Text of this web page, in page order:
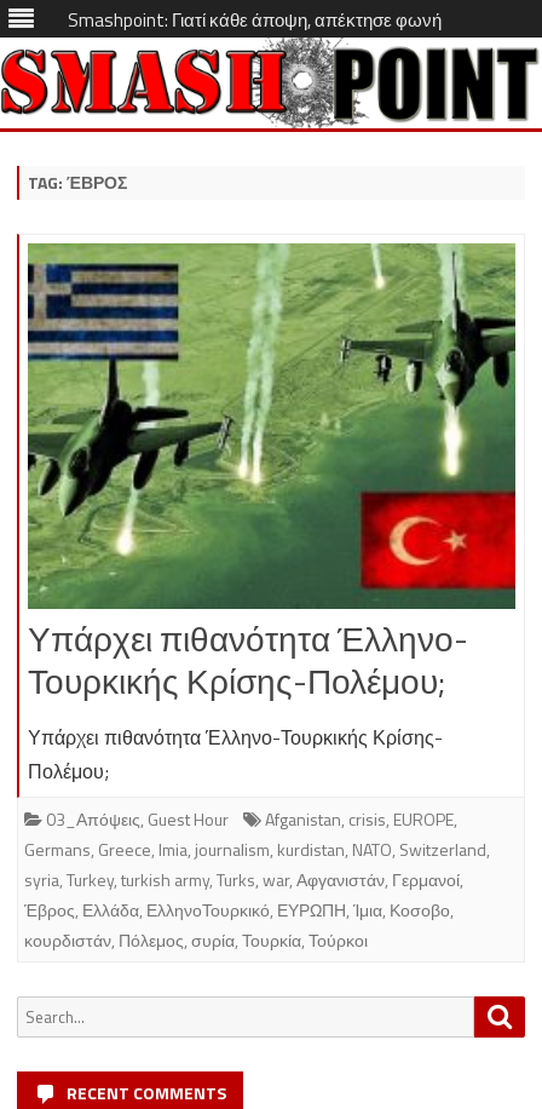
Smashpoint: Γιατί κάθε άποψη, απέκτησε φωνή
Skip
TAG:ΈΒΡΟΣ
Υπάρχει πιθανότητα Έλληνο-
Τουρκικής Κρίσης-Πολέμου;
Υπάρχει πιθανότητα Έλληνο-Τουρκικής Κρίσης-
Πολέμου;
03_Απόψεις, Guest Hour Afganistan, crisis, EUROPE,
Germans, Greece, Imia, journalism, kurdistan, NATO, Switzerland,
syria,Turkey,turkish army,Turks,war,Αφγανιστάν, Γερμανοί,
Έβρος, Ελλάδα, ΕλληνοΤουρκικό, ΕΥΡΩΠΗ,Ίμια, Κοσοβο,
κουρδιστάν, Πόλεμος,συρία,Τουρκία,Τούρκοι
Search
for:
RECENT COMMENTS